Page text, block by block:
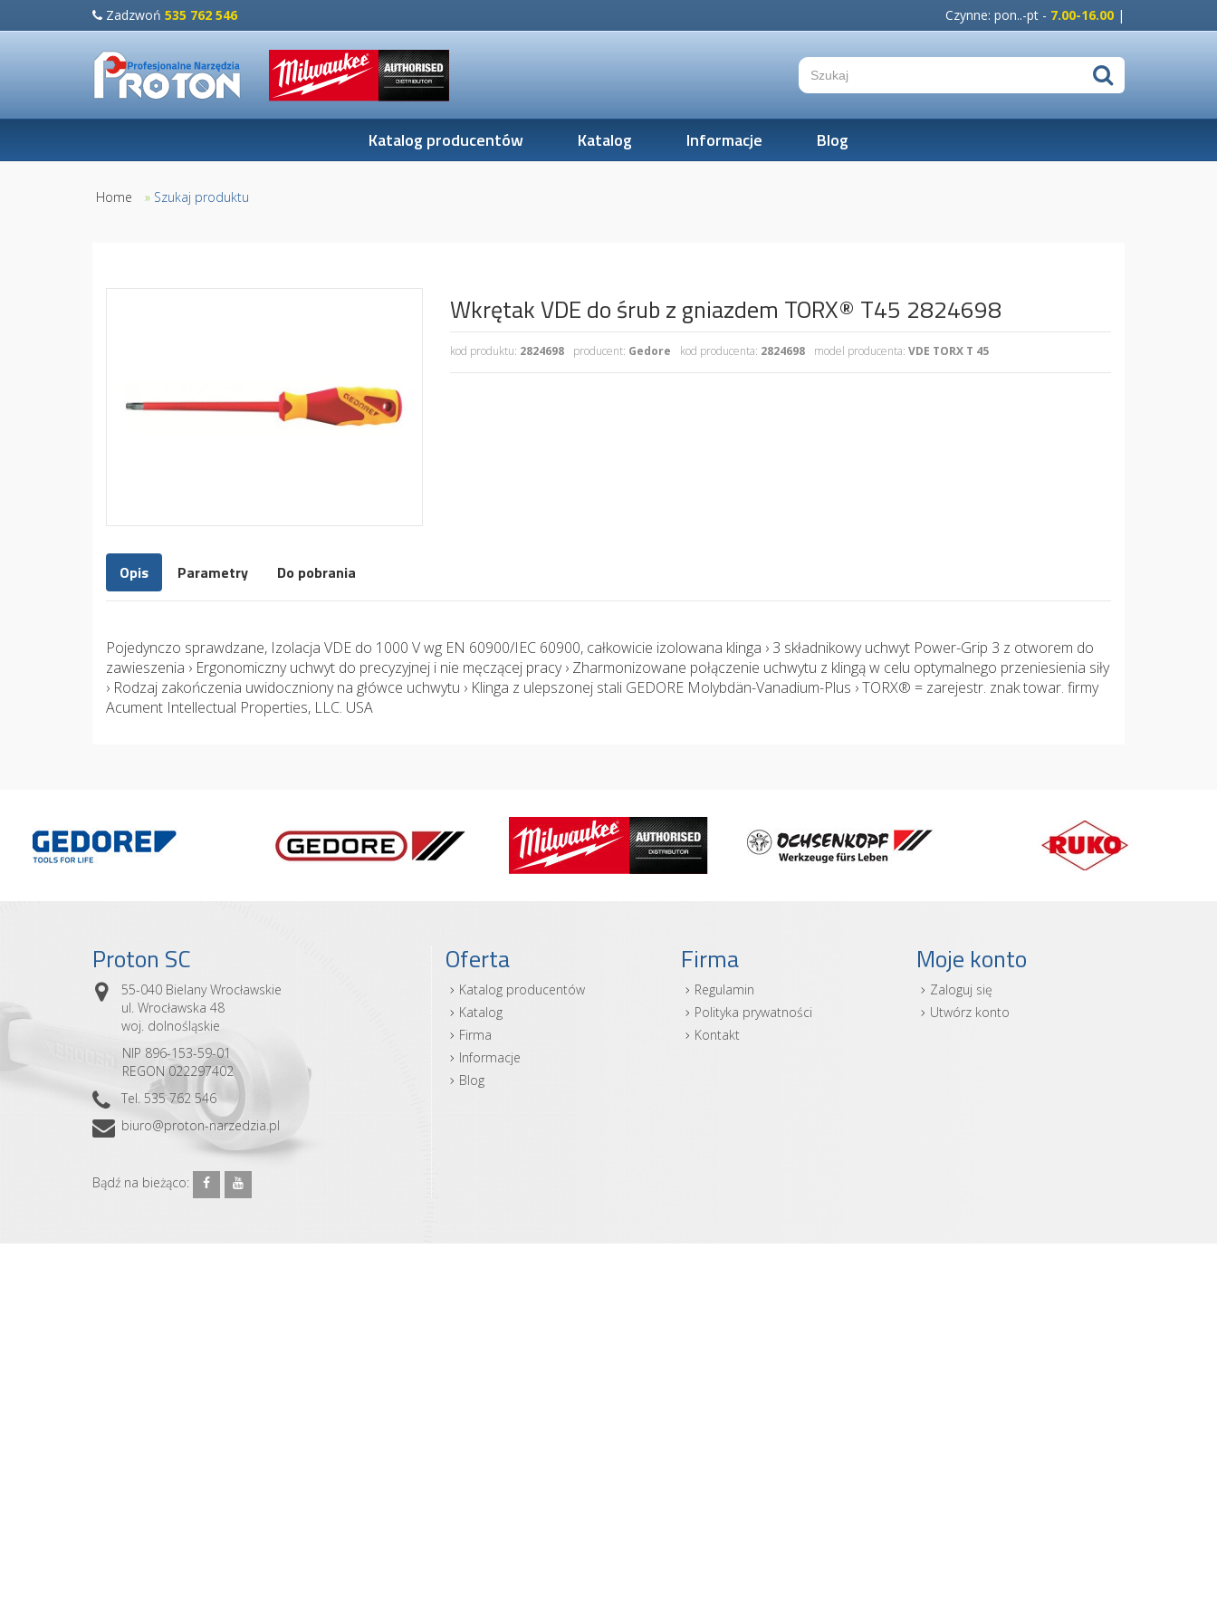
Zadzwoń 535 762 546 Czynne: pon..-pt - 7.00-16.00 |
Katalog producentów Katalog Informacje Blog
Home » Szukaj produktu
Wkrętak VDE do śrub z gniazdem TORX® T45 2824698
kod produktu: 2824698 producent: Gedore kod producenta: 2824698 model producenta: VDE TORX T 45
Opis Parametry Do pobrania
Pojedynczo sprawdzane, Izolacja VDE do 1000 V wg EN 60900/IEC 60900, całkowicie izolowana klinga › 3 składnikowy uchwyt Power-Grip 3 z otworem do
zawieszenia › Ergonomiczny uchwyt do precyzyjnej i nie męczącej pracy › Zharmonizowane połączenie uchwytu z klingą w celu optymalnego przeniesienia siły
› Rodzaj zakończenia uwidoczniony na główce uchwytu › Klinga z ulepszonej stali GEDORE Molybdän-Vanadium-Plus › TORX® = zarejestr. znak towar. firmy
Acument Intellectual Properties, LLC. USA
Proton SC
55-040 Bielany Wrocławskie
ul. Wrocławska 48
woj. dolnośląskie
NIP 896-153-59-01
REGON 022297402
Tel. 535 762 546
biuro@proton-narzedzia.pl
Bądź na bieżąco:
Oferta
Katalog producentów
Katalog
Firma
Informacje
Blog
Firma
Regulamin
Polityka prywatności
Kontakt
Moje konto
Zaloguj się
Utwórz konto